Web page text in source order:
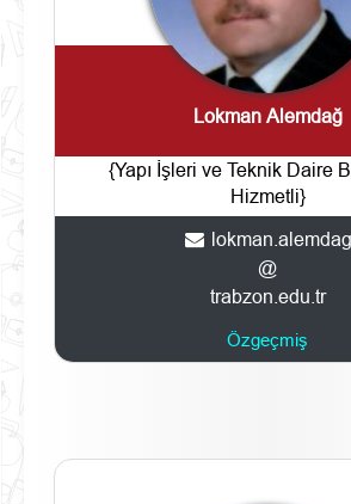
Lokman Alemdağ
{Yapı İşleri ve Teknik Daire
Hizmetli}
lokman.alemdag
@
trabzon.edu.tr
Özgeçmiş